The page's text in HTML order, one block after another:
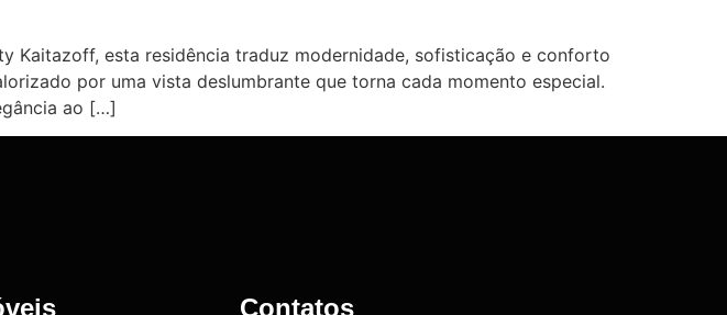
Kaitazoff, esta residência traduz modernidade, sofisticação e conforto
por uma vista deslumbrante que torna cada momento especial.
ao […]
Contatos